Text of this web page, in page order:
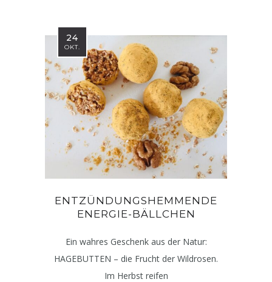
24
OKT.
ENTZÜNDUNGSHEMMENDE
ENERGIE-BÄLLCHEN
Ein wahres Geschenk aus der Natur:
HAGEBUTTEN – die Frucht der Wildrosen.
Im Herbst reifen